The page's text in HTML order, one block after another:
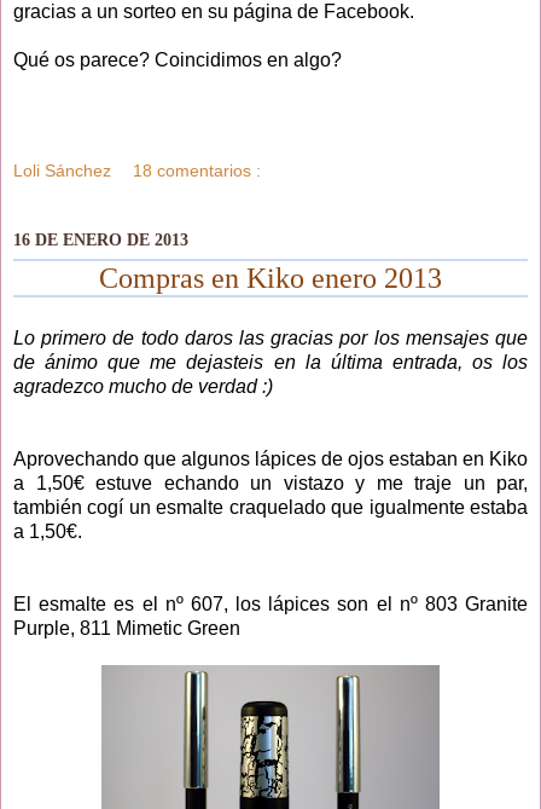
gracias a un sorteo en su página de Facebook.
Qué os parece? Coincidimos en algo?
Loli Sánchez 18 comentarios :
16 DE ENERO DE 2013
Compras en Kiko enero 2013
Lo primero de todo daros las gracias por los mensajes que
de ánimo que me dejasteis en la última entrada, os los
agradezco mucho de verdad :)
Aprovechando que algunos lápices de ojos estaban en Kiko
a 1,50€ estuve echando un vistazo y me traje un par,
también cogí un esmalte craquelado que igualmente estaba
a 1,50€.
El esmalte es el nº 607, los lápices son el nº 803 Granite
Purple, 811 Mimetic Green